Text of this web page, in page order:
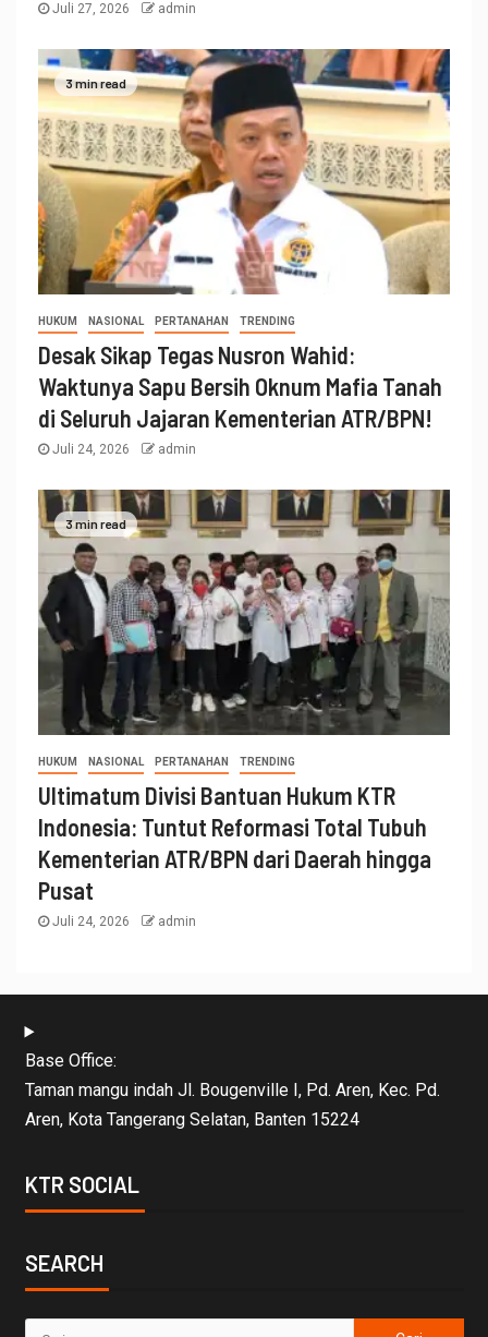
Juli 27, 2026 admin
3 min read
HUKUM NASIONAL PERTANAHAN TRENDING
Desak Sikap Tegas Nusron Wahid:
Waktunya Sapu Bersih Oknum Mafia Tanah
di Seluruh Jajaran Kementerian ATR/BPN!
Juli 24, 2026 admin
3 min read
HUKUM NASIONAL PERTANAHAN TRENDING
Ultimatum Divisi Bantuan Hukum KTR
Indonesia: Tuntut Reformasi Total Tubuh
Kementerian ATR/BPN dari Daerah hingga
Pusat
Juli 24, 2026 admin
Base Office:
Taman mangu indah Jl. Bougenville I, Pd. Aren, Kec. Pd.
Aren, Kota Tangerang Selatan, Banten 15224
KTR SOCIAL
SEARCH